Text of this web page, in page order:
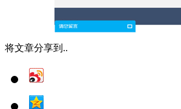
将文章分享到..